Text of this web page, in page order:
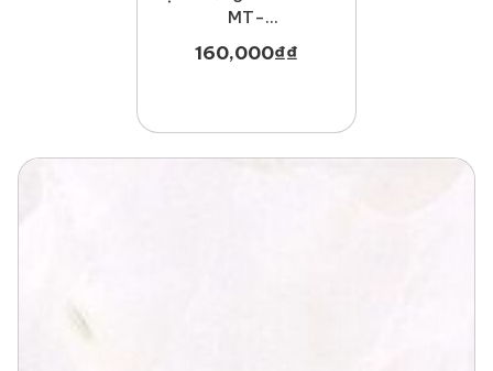
MT-
160,000₫₫